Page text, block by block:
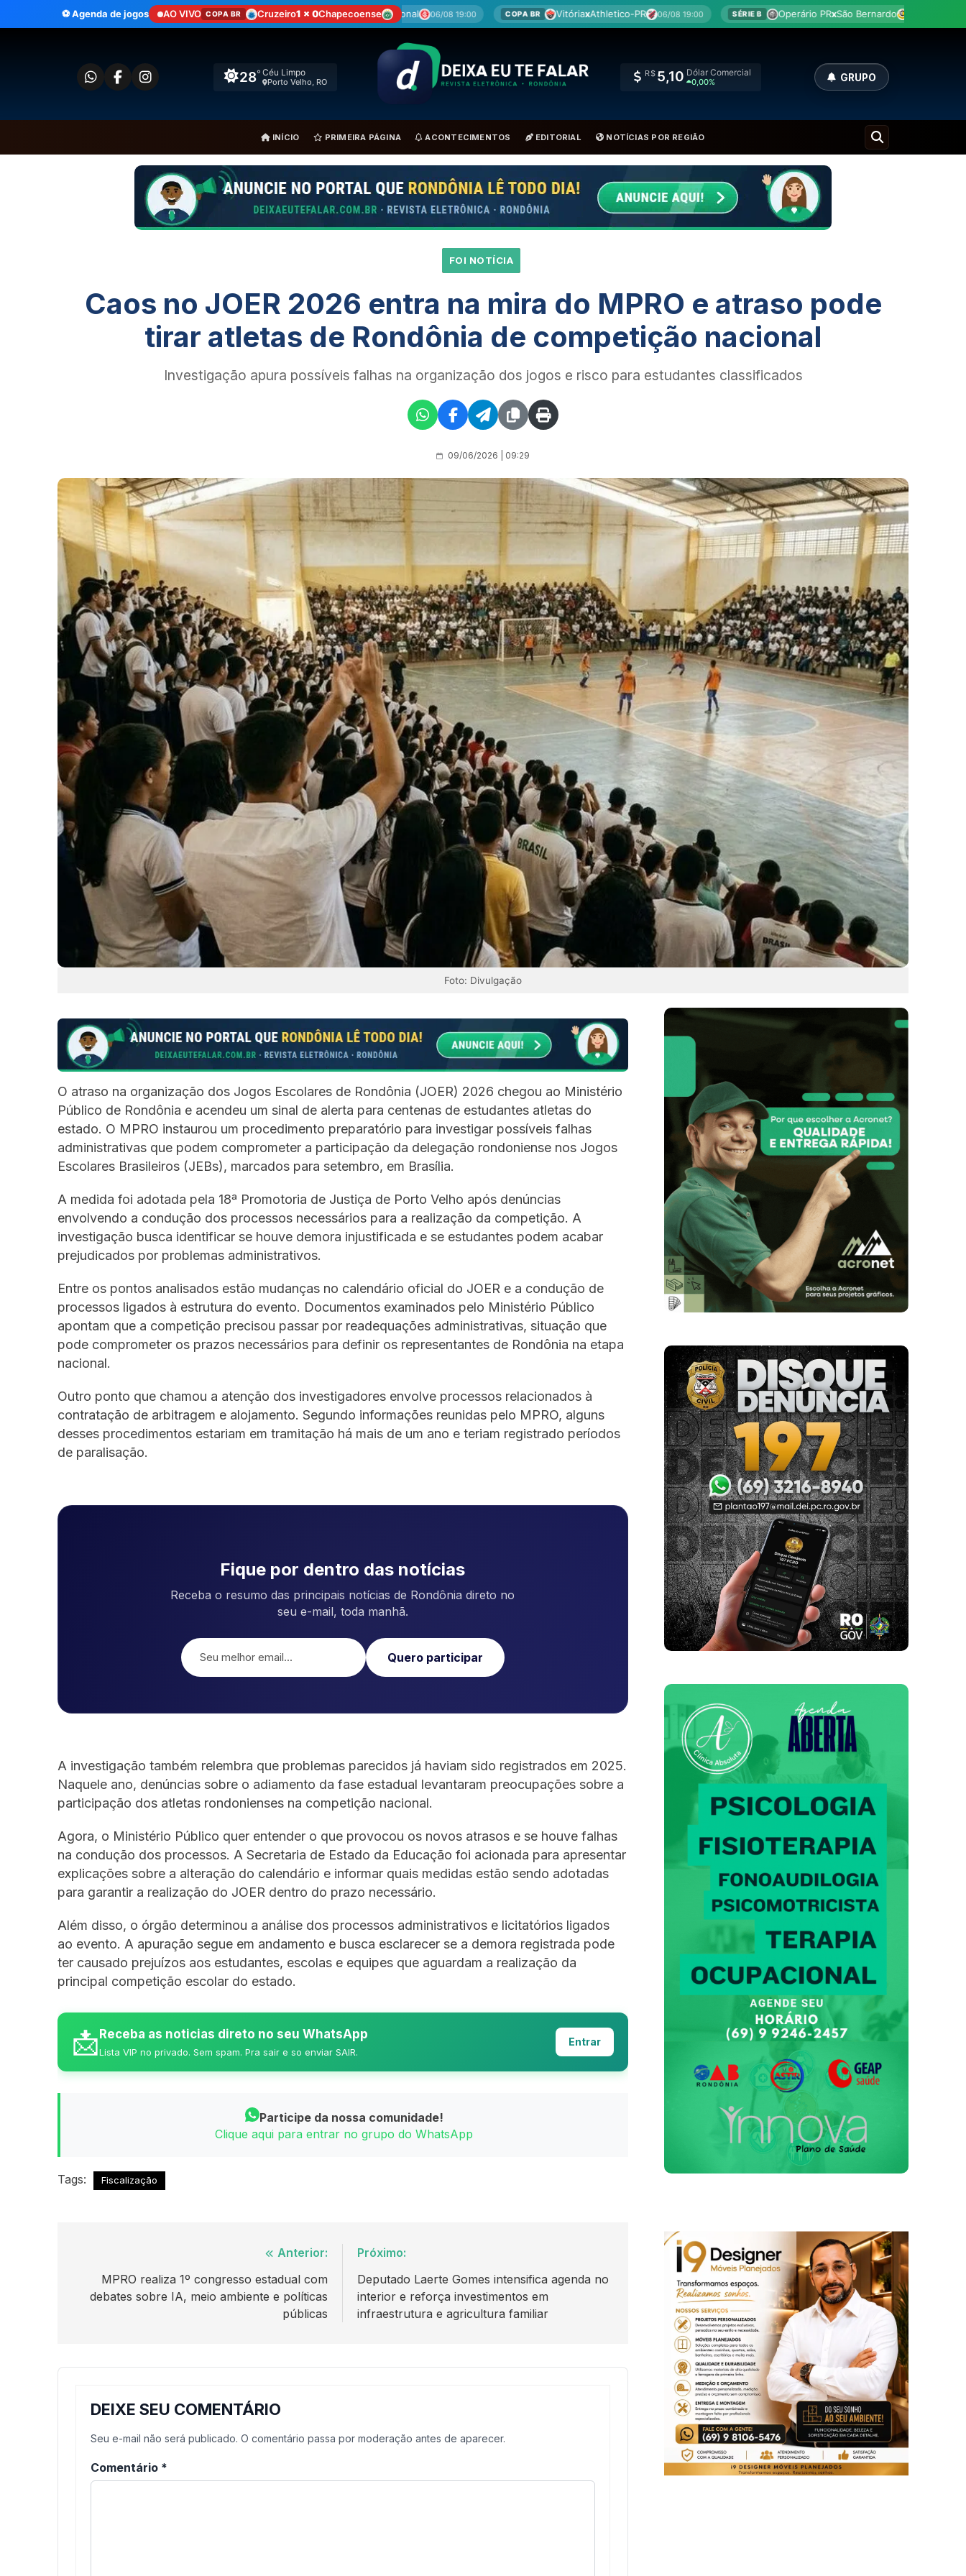
para
⚽ Agenda de jogos AO VIVO COPA BR Cruzeiro1 x 0Chapecoense
05/08 20:30 COPA BR CorinthiansxInternacional 06/08 19:00 COPA BR VitóriaxAthletico-PR 06/08 19:00 SÉRIE B Operário PR x São Bernardo 07/08 18:30 SÉRIE B
28° Céu Limpo
Porto Velho, RO
R$ 5,10 Dólar Comercial
0,00% GRUPO
INÍCIO PRIMEIRA PÁGINA ACONTECIMENTOS EDITORIAL NOTÍCIAS POR REGIÃO
FOI NOTÍCIA
Caos no JOER 2026 entra na mira do MPRO e atraso pode
tirar atletas de Rondônia de competição nacional
Investigação apura possíveis falhas na organização dos jogos e risco para estudantes classificados
09/06/2026 | 09:29
Foto: Divulgação
O atraso na organização dos Jogos Escolares de Rondônia (JOER) 2026 chegou ao Ministério
Público de Rondônia e acendeu um sinal de alerta para centenas de estudantes atletas do
estado. O MPRO instaurou um procedimento preparatório para investigar possíveis falhas
administrativas que podem comprometer a participação da delegação rondoniense nos Jogos
Escolares Brasileiros (JEBs), marcados para setembro, em Brasília.
A medida foi adotada pela 18ª Promotoria de Justiça de Porto Velho após denúncias
envolvendo a condução dos processos necessários para a realização da competição. A
investigação busca identificar se houve demora injustificada e se estudantes podem acabar
prejudicados por problemas administrativos.
Entre os pontos analisados estão mudanças no calendário oficial do JOER e a condução de
processos ligados à estrutura do evento. Documentos examinados pelo Ministério Público
apontam que a competição precisou passar por readequações administrativas, situação que
pode comprometer os prazos necessários para definir os representantes de Rondônia na etapa
nacional.
Outro ponto que chamou a atenção dos investigadores envolve processos relacionados à
contratação de arbitragem e alojamento. Segundo informações reunidas pelo MPRO, alguns
desses procedimentos estariam em tramitação há mais de um ano e teriam registrado períodos
de paralisação.
Fique por dentro das notícias
Receba o resumo das principais notícias de Rondônia direto no
seu e-mail, toda manhã.
Quero participar
A investigação também relembra que problemas parecidos já haviam sido registrados em 2025.
Naquele ano, denúncias sobre o adiamento da fase estadual levantaram preocupações sobre a
participação dos atletas rondonienses na competição nacional.
Agora, o Ministério Público quer entender o que provocou os novos atrasos e se houve falhas
na condução dos processos. A Secretaria de Estado da Educação foi acionada para apresentar
explicações sobre a alteração do calendário e informar quais medidas estão sendo adotadas
para garantir a realização do JOER dentro do prazo necessário.
Além disso, o órgão determinou a análise dos processos administrativos e licitatórios ligados
ao evento. A apuração segue em andamento e busca esclarecer se a demora registrada pode
ter causado prejuízos aos estudantes, escolas e equipes que aguardam a realização da
principal competição escolar do estado.
📩Receba as noticias direto no seu WhatsApp
Lista VIP no privado. Sem spam. Pra sair e so enviar SAIR.
Entrar
Participe da nossa comunidade!
Clique aqui para entrar no grupo do WhatsApp
Tags: Fiscalização
Post
Anterior:
MPRO realiza 1º congresso estadual com
debates sobre IA, meio ambiente e políticas
públicas
Próximo:
Deputado Laerte Gomes intensifica agenda no
interior e reforça investimentos em
infraestrutura e agricultura familiar
DEIXE SEU COMENTÁRIO
Seu e-mail não será publicado. O comentário passa por moderação antes de aparecer.
Comentário *